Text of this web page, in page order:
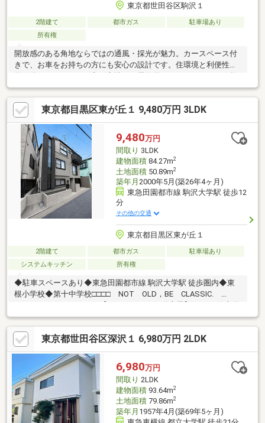
東京都世田谷区駒沢１
2階建て 都市ガス
駐車場あり
所有権
開放感のある角地ならではの通風・採光が魅力。カースペース付
きで、お車をお持ちの方にも安心の設計です。住環境と利便性を
兼ね備えたバランスの良い立地で、居住用としてはもちろん、将
来性も期待できる一邸です。
東京都目黒区東が丘１ 9,480万円 3LDK
9,480万円
間取り 3LDK
建物面積84.27m2
土地面積50.89m2
築年月 2000年5月(築26年4ヶ月)
東急田園都市線 駒沢大学駅 徒歩12
分
その他の交通
東京都目黒区東が丘１
2階建て 都市ガス
駐車場あり
システムキッチン
所有権
◆駐車スペースあり◆東急田園都市線 駒沢大学駅 徒歩圏内◆東
根小学校◆第十中学校□□□□ NOT OLD，BE CLASSIC.
にまで顧客主義を貫く事をお約束いたします■都心エリアに特化
した情報網を駆使し、最良の不動産をご提案■住宅ローンシュミ
レーション無料相談会 毎日随時開催中■ウォールメイトオリジ
ナルの住宅購入・住替え等について 分かりやすく解説したガイド
ブックをご希望者様に【無料プレゼント】～弊社ホームページ～
https://wallmate.co.jp/～
東京都世田谷区深沢１ 6,980万円 2LDK
6,980万円
間取り 2LDK
建物面積93.64m2
土地面積79.86m2
築年月 1957年4月(築69年5ヶ月)